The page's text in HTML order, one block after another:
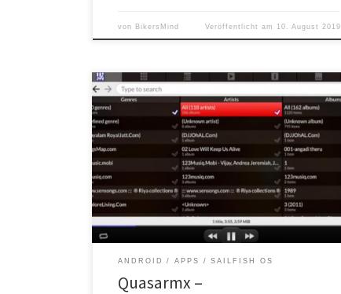
von BikersMind Veröffentlicht am 10. August 2019
Quasarmx ist eine kostenfreie und
plattformunabhängige App zur Verwaltung großer
Audioarchive.
ANDROID APPS SAILFISH OS
Quasarmx –